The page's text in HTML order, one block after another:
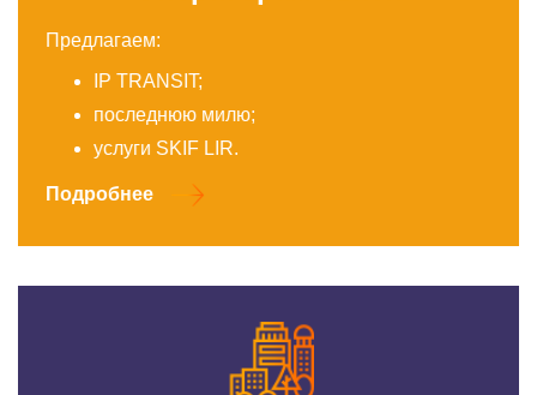
Предлагаем:
IP TRANSIT;
последнюю милю;
услуги SKIF LIR.
Подробнее